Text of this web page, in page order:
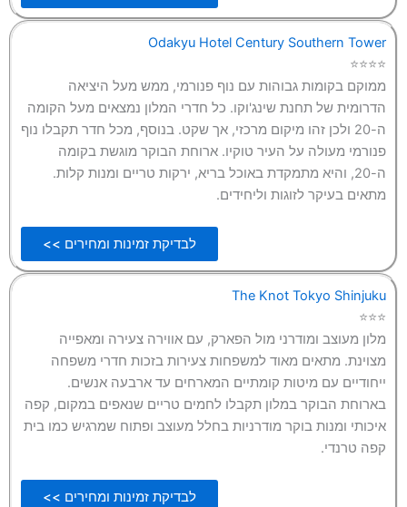
Odakyu Hotel Century Southern Tower
⭐⭐⭐⭐
ממוקם בקומות גבוהות עם נוף פנורמי, ממש מעל היציאה
הדרומית של תחנת שינג'וקו. כל חדרי המלון נמצאים מעל הקומה
ה-20 ולכן זהו מיקום מרכזי, אך שקט. בנוסף, מכל חדר תקבלו נוף
פנורמי מעולה על העיר טוקיו. ארוחת הבוקר מוגשת בקומה
ה-20, והיא מתמקדת באוכל בריא, ירקות טריים ומנות קלות.
מתאים בעיקר לזוגות וליחידים.
לבדיקת זמינות ומחירים >>
The Knot Tokyo Shinjuku
⭐⭐⭐
מלון מעוצב ומודרני מול הפארק, עם אווירה צעירה ומאפייה
מצוינת. מתאים מאוד למשפחות צעירות בזכות חדרי משפחה
ייחודיים עם מיטות קומתיים המארחים עד ארבעה אנשים.
בארוחת הבוקר במלון תקבלו לחמים טריים שנאפים במקום, קפה
איכותי ומנות בוקר מודרניות בחלל מעוצב ופתוח שמרגיש כמו בית
קפה טרנדי.
לבדיקת זמינות ומחירים >>